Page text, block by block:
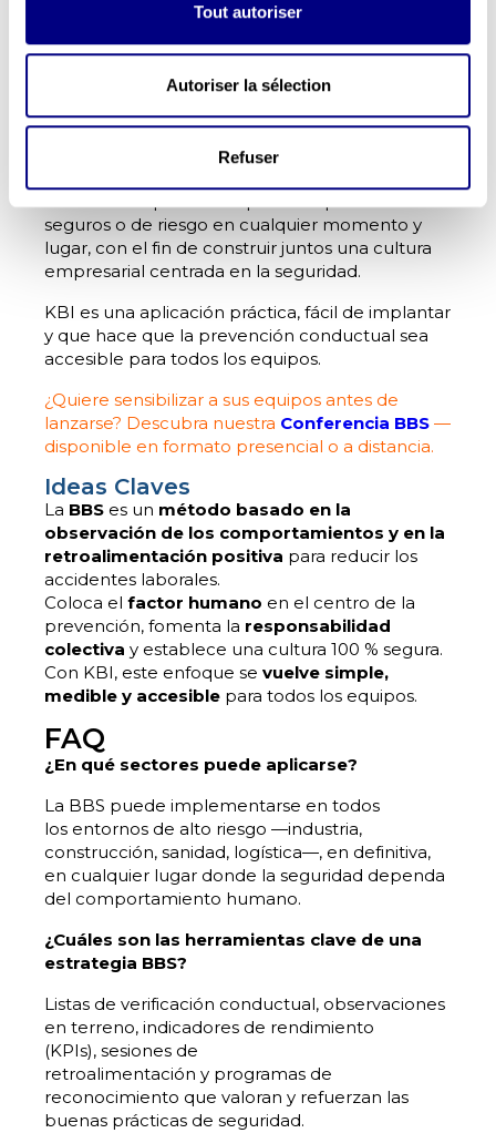
Tout autoriser
Autoriser la sélection
Refuser
en línea sencillo de utilizar, que cada
empleado puede manejar fácilmente para
seguros o de riesgo en cualquier momento y
lugar, con el fin de construir juntos una cultura
empresarial centrada en la seguridad.
KBI es una aplicación práctica, fácil de implantar
y que hace que la prevención conductual sea
accesible para todos los equipos.
¿Quiere sensibilizar a sus equipos antes de
lanzarse? Descubra nuestra Conferencia BBS —
disponible en formato presencial o a distancia.
Ideas Claves
La BBS es un método basado en la
observación de los comportamientos y en la
retroalimentación positiva para reducir los
accidentes laborales.
Coloca el factor humano en el centro de la
prevención, fomenta la responsabilidad
colectiva y establece una cultura 100 % segura.
Con KBI, este enfoque se vuelve simple,
medible y accesible para todos los equipos.
FAQ
¿En qué sectores puede aplicarse?
La BBS puede implementarse en todos
los entornos de alto riesgo —industria,
construcción, sanidad, logística—, en definitiva,
en cualquier lugar donde la seguridad dependa
del comportamiento humano.
¿Cuáles son las herramientas clave de una
estrategia BBS?
Listas de verificación conductual, observaciones
en terreno, indicadores de rendimiento
(KPIs), sesiones de
retroalimentación y programas de
reconocimiento que valoran y refuerzan las
buenas prácticas de seguridad.